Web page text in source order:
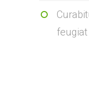
feugiat